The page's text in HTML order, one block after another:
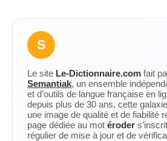
S
Le site Le-Dictionnaire.com fait
Semantiak, un ensemble
et d’outils de langue française en
depuis plus de 30 ans, cette
une image de qualité et de fiabilité
page dédiée au mot éroder
régulier de mise à jour et de